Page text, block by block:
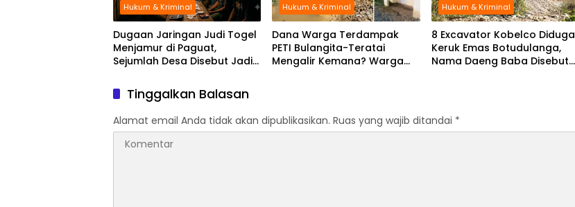
Hukum & Kriminal
Dugaan Jaringan Judi Togel
Menjamur di Paguat,
Sejumlah Desa Disebut Jadi
Hukum & Kriminal
Dana Warga Terdampak
PETI Bulangita-Teratai
Mengalir Kemana? Warga
Hukum & Kriminal
8 Excavator Kobelco Diduga
Keruk Emas Botudulanga,
Nama Daeng Baba Disebut
Tinggalkan Balasan
Alamat email Anda tidak akan dipublikasikan. Ruas yang wajib ditandai *